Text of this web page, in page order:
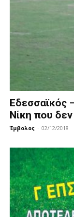
Εδεσσαϊκός
Νίκη που
Έμβολος - 02/12/2018